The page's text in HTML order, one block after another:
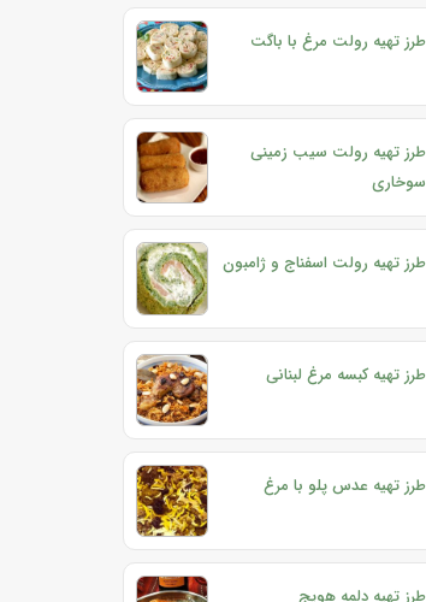
طرز تهیه رولت مرغ با باگت
طرز تهیه رولت سیب زمینی
سوخاری
طرز تهیه رولت اسفناج و ژامبون
طرز تهیه کبسه مرغ لبنانی
طرز تهیه عدس پلو با مرغ
طرز تهیه دلمه هویج